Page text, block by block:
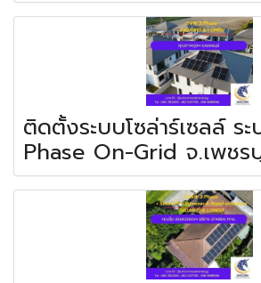
ติดตั้งระบบโซล่าร์เซลล์ ร
Phase On-Grid จ.เพชร